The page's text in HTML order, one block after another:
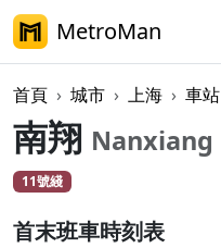
MetroMan
首頁 城市 上海 車站
南翔 Nanxiang
11號綫
首末班車時刻表